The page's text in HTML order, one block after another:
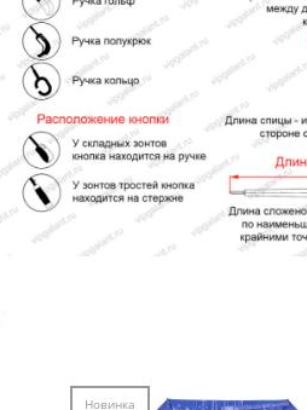
Новинка